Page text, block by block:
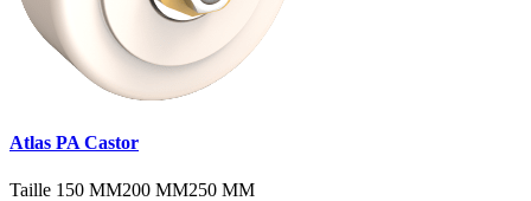
Atlas PA Castor
Taille 150 MM200 MM250 MM